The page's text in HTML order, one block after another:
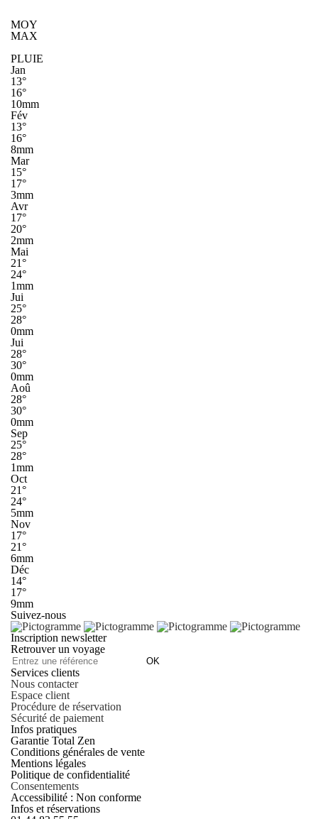
MOY
MAX
PLUIE
Jan
13°
16°
10mm
Fév
13°
16°
8mm
Mar
15°
17°
3mm
Avr
17°
20°
2mm
Mai
21°
24°
1mm
Jui
25°
28°
0mm
Jui
28°
30°
0mm
Aoû
28°
30°
0mm
Sep
25°
28°
1mm
Oct
21°
24°
5mm
Nov
17°
21°
6mm
Déc
14°
17°
9mm
Suivez-nous
Inscription newsletter
Retrouver un voyage
OK
Services clients
Nous contacter
Espace client
Procédure de réservation
Sécurité de paiement
Infos pratiques
Garantie Total Zen
Conditions générales de vente
Mentions légales
Politique de confidentialité
Consentements
Accessibilité : Non conforme
Infos et réservations